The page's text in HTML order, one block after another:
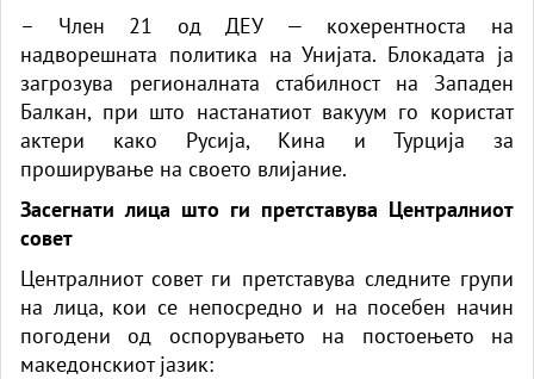
– Член 21 од ДЕУ — кохерентноста на
надворешната политика на Унијата. Блокадата ја
загрозува регионалната стабилност на Западен
Балкан, при што настанатиот вакуум го користат
актери
како
Русија, Кина и Турција за
проширување на своето влијание.
Засегнати лица што ги претставува Централниот
совет
Централниот совет ги претставува следните групи
на лица, кои се непосредно и на посебен начин
погодени од оспорувањето на постоењето на
македонскиот јазик: